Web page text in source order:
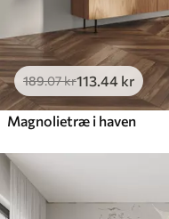
189.07kr113 .44 kr
Magnolietræ i haven